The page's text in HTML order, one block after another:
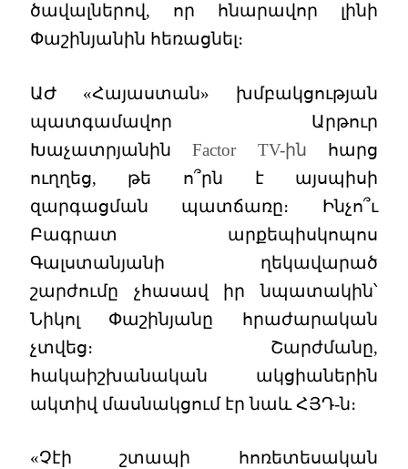
ծավալներով, որ հնարավոր լինի
Փաշինյանին հեռացնել։
ԱԺ «Հայաստան» խմբակցության
պատգամավոր Արթուր
ԽաչատրյանինFactor TV-ին հարց
ուղղեց, թե ո՞րն է այսպիսի
զարգացման պատճառը։ Ինչո՞ւ
Բագրատ արքեպիսկոպոս
Գալստանյանի ղեկավարած
շարժումը չհասավ իր նպատակին՝
Նիկոլ Փաշինյանը հրաժարական
չտվեց։ Շարժմանը,
հակաիշխանական ակցիաներին
ակտիվ մասնակցում էր նաև ՀՅԴ-ն։
«Չէի շտապի հոռետեսական